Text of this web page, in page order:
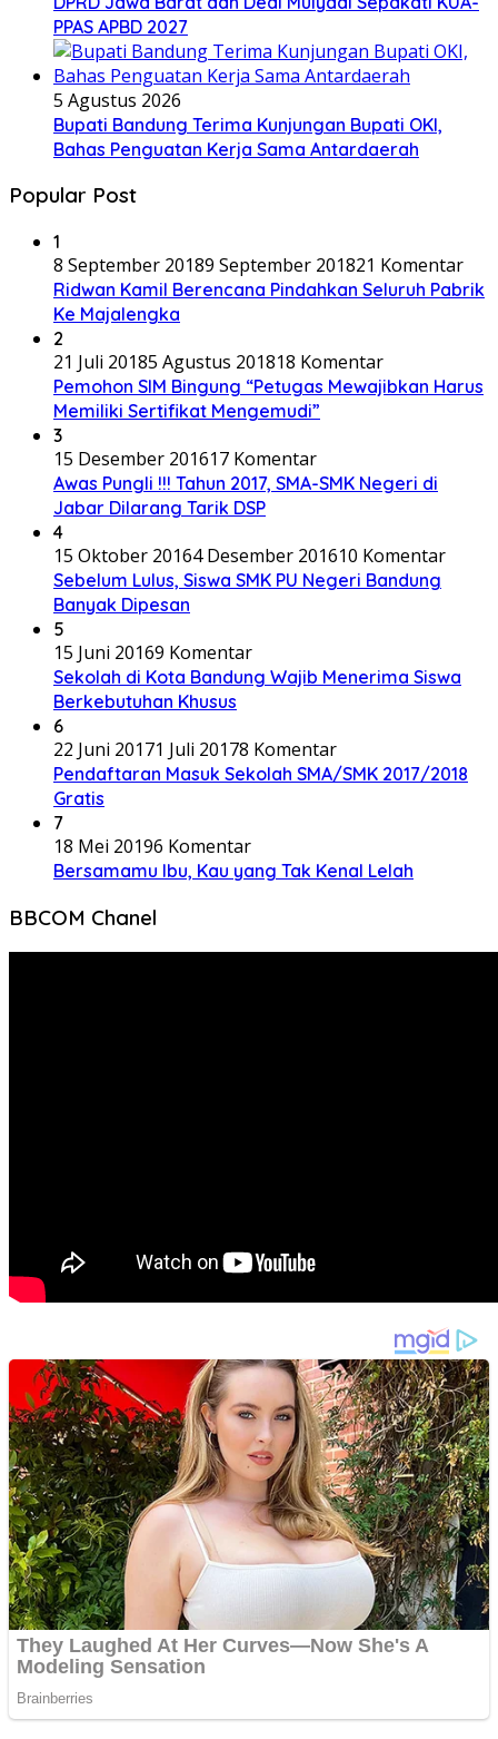
PPAS APBD 2027
5 Agustus 2026
Bupati Bandung Terima Kunjungan Bupati OKI,
Bahas Penguatan Kerja Sama Antardaerah
Popular Post
1
8 September 20189 September 201821 Komentar
Ridwan Kamil Berencana Pindahkan Seluruh Pabrik
Ke Majalengka
2
21 Juli 20185 Agustus 201818 Komentar
Pemohon SIM Bingung “Petugas Mewajibkan Harus
Memiliki Sertifikat Mengemudi”
3
15 Desember 201617 Komentar
Awas Pungli !!! Tahun 2017, SMA-SMK Negeri di
Jabar Dilarang Tarik DSP
4
15 Oktober 20164 Desember 201610 Komentar
Sebelum Lulus, Siswa SMK PU Negeri Bandung
Banyak Dipesan
5
15 Juni 20169 Komentar
Sekolah di Kota Bandung Wajib Menerima Siswa
Berkebutuhan Khusus
6
22 Juni 20171 Juli 20178 Komentar
Pendaftaran Masuk Sekolah SMA/SMK 2017/2018
Gratis
7
18 Mei 20196 Komentar
Bersamamu Ibu, Kau yang Tak Kenal Lelah
BBCOM Chanel